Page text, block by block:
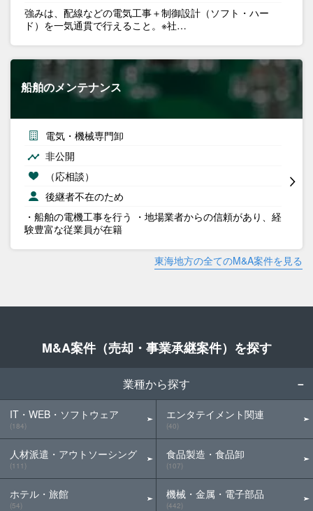
強みは、配線などの電気工事＋制御設計（ソフト・ハー
ド）を一気通貫で行えること。※社…
船舶のメンテナンス
電気・機械専門卸
非公開
（応相談）
後継者不在のため
・船舶の電機工事を行う ・地場業者からの信頼があり、経
験豊富な従業員が在籍
東海地方の全てのM&A案件を見る
M&A案件（売却・事業承継案件）を探す
業種から探す
IT・WEB・ソフトウェア
(184)
人材派遣・アウトソーシング
(111)
ホテル・旅館
(54)
エンタテイメント関連
(40)
食品製造・食品卸
(107)
機械・金属・電子部品
(442)